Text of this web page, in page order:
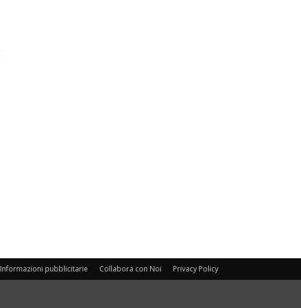
Informazioni pubblicitarie Collabora con Noi Privacy Policy